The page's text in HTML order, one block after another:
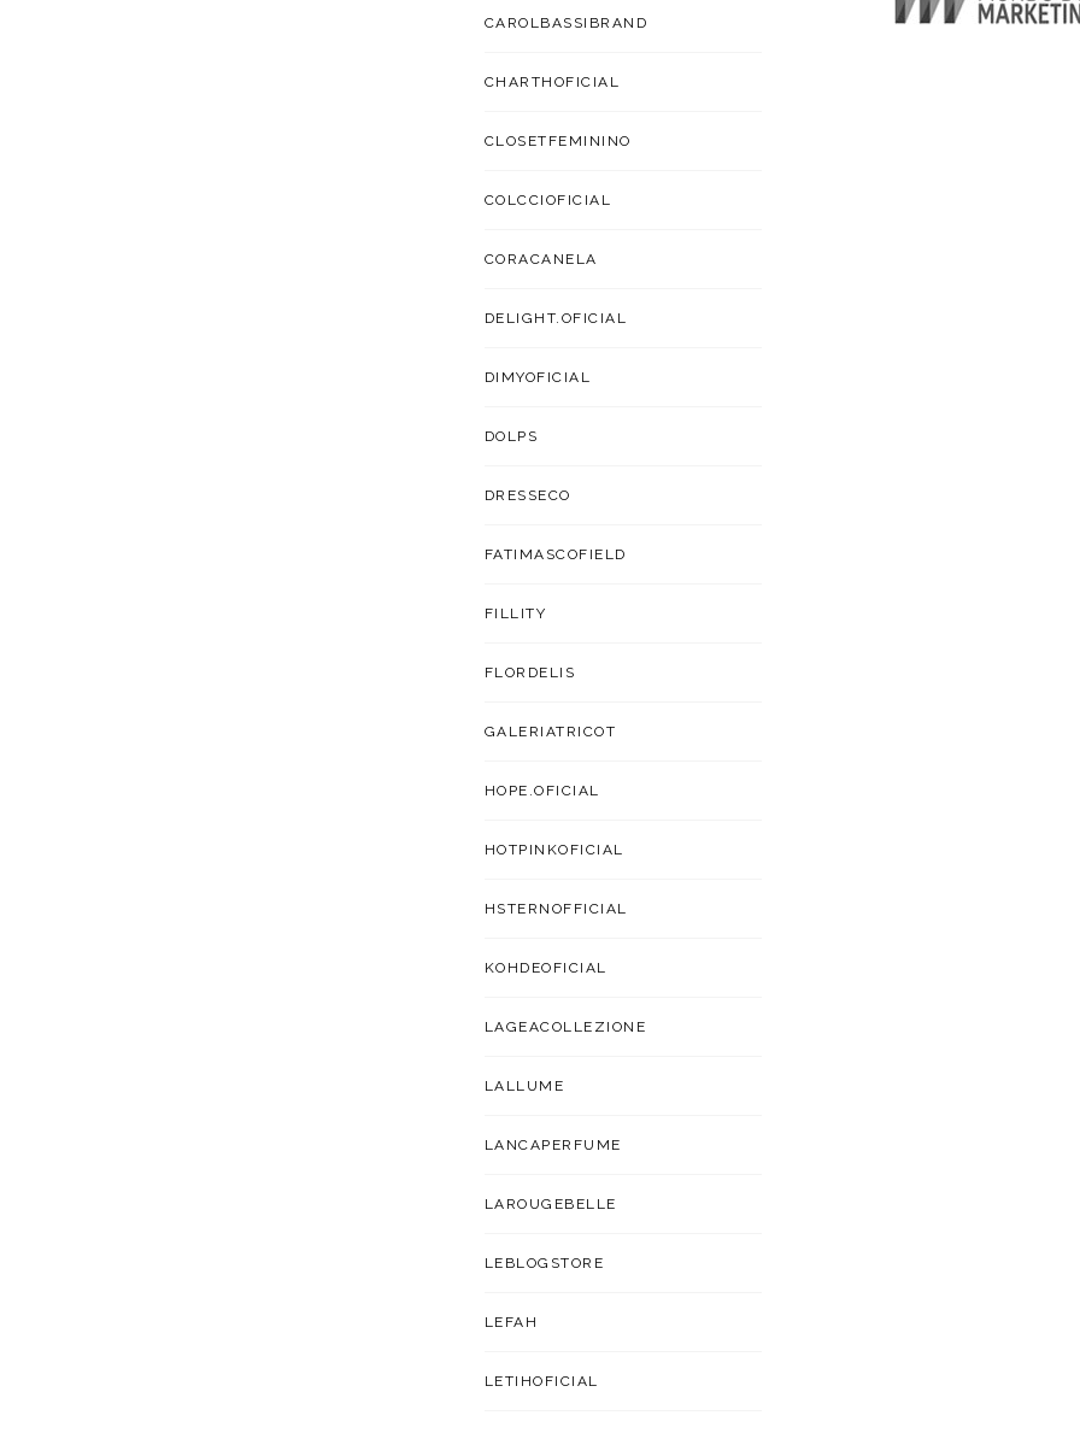
CAROLBASSIBRAND
CHARTHOFICIAL
CLOSETFEMININO
COLCCIOFICIAL
CORACANELA
DELIGHT.OFICIAL
DIMYOFICIAL
DOLPS
DRESSECO
FATIMASCOFIELD
FILLITY
FLORDELIS
GALERIATRICOT
HOPE.OFICIAL
HOTPINKOFICIAL
HSTERNOFFICIAL
KOHDEOFICIAL
LAGEACOLLEZIONE
LALLUME
LANCAPERFUME
LAROUGEBELLE
LEBLOGSTORE
LEFAH
LETIHOFICIAL